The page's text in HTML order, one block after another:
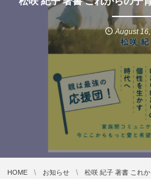
August 16
HOME お知らせ 松咲 紀子 著書 これ